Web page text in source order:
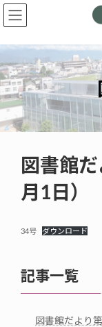
コ
ン
ン
ツ
へ
ス
キ
ッ
プ
ナ
ビ
ー
シ
ョ
ン
に
移
動
図書館
月1日）
34号 ダウンロード
記事一覧
図書館だより